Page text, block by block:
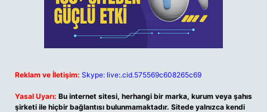
Reklam ve İletişim: Skype: live:.cid.575569c608265c69
Yasal Uyarı: Bu internet sitesi, herhangi bir marka, kurum veya şahıs
şirketi ile hiçbir bağlantısı bulunmamaktadır. Sitede yalnızca kendi